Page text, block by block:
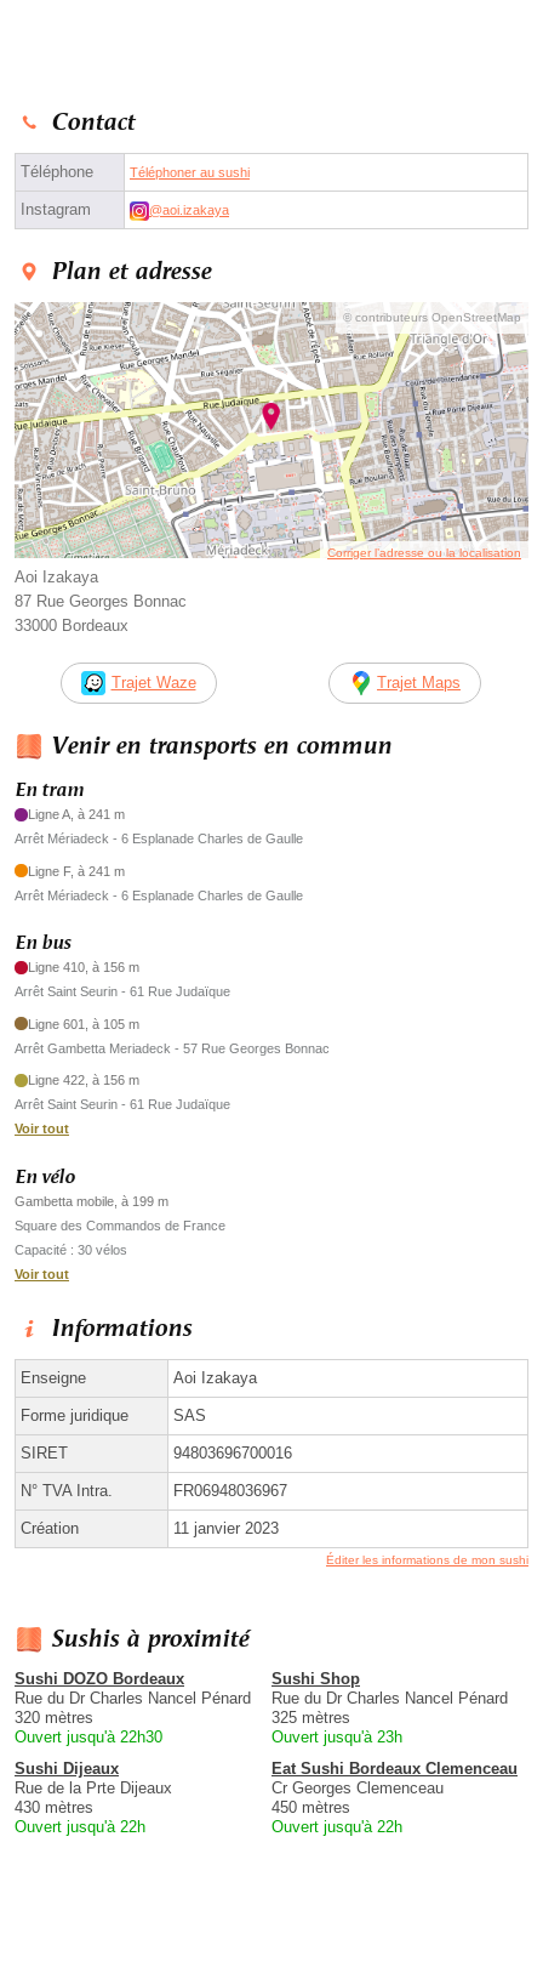
Contact
Téléphone Téléphoner au sushi
Instagram @aoi.izakaya
Plan et adresse
© contributeurs OpenStreetMap
Corriger l’adresse ou la localisation
Aoi Izakaya
87 Rue Georges Bonnac
33000 Bordeaux
Trajet Waze Trajet Maps
Venir en transports en commun
En tram
Ligne A, à 241 m
Arrêt Mériadeck - 6 Esplanade Charles de Gaulle
Ligne F, à 241 m
Arrêt Mériadeck - 6 Esplanade Charles de Gaulle
En bus
Ligne 410, à 156 m
Arrêt Saint Seurin - 61 Rue Judaïque
Ligne 601, à 105 m
Arrêt Gambetta Meriadeck - 57 Rue Georges Bonnac
Ligne 422, à 156 m
Arrêt Saint Seurin - 61 Rue Judaïque
Voir tout
En vélo
Gambetta mobile, à 199 m
Square des Commandos de France
Capacité : 30 vélos
Voir tout
Informations
Enseigne Aoi Izakaya
Forme juridique SAS
SIRET 94803696700016
N° TVA Intra. FR06948036967
Création 11 janvier 2023
Éditer les informations de mon sushi
Sushis à proximité
Sushi DOZO Bordeaux
Rue du Dr Charles Nancel Pénard
320 mètres
Ouvert jusqu'à 22h30
Sushi Shop
Rue du Dr Charles Nancel Pénard
325 mètres
Ouvert jusqu'à 23h
Sushi Dijeaux
Rue de la Prte Dijeaux
430 mètres
Ouvert jusqu'à 22h
Eat Sushi Bordeaux Clemenceau
Cr Georges Clemenceau
450 mètres
Ouvert jusqu'à 22h